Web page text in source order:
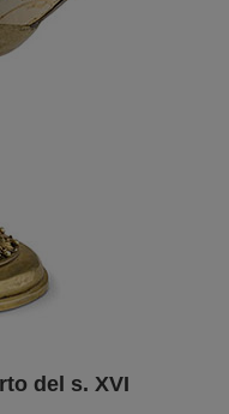
del s. XVI